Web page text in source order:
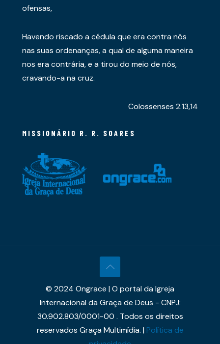
ofensas,
Havendo riscado a cédula que era contra nós
nas suas ordenanças, a qual de alguma maneira
nos era contrária, e a tirou do meio de nós,
cravando-a na cruz.
Colossenses 2.13,14
MISSIONÁRIO R. R. SOARES
© 2024 Ongrace | O portal da Igreja
Internacional da Graça de Deus - CNPJ:
30.902.803/0001-00 . Todos os direitos
reservados Graça Multimídia. |Política de